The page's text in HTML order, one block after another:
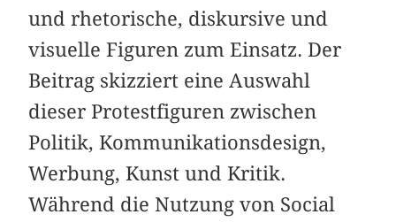
und rhetorische, diskursive und
visuelle Figuren zum Einsatz. Der
Beitrag skizziert eine Auswahl
dieser Protestfiguren zwischen
Politik, Kommunikationsdesign,
Werbung, Kunst und Kritik.
Während die Nutzung von Social